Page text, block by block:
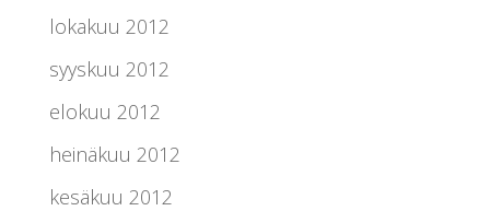
lokakuu 2012
syyskuu 2012
elokuu 2012
heinäkuu 2012
kesäkuu 2012